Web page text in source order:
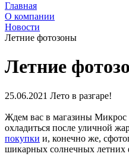
Главная
О компании
Новости
Летние фотозоны
Летние
25.06.2021 Лето в разгаре!
Ждем вас в магазины
охладиться после уличной
покупки и, конечно же,
шикарных солнечных летних